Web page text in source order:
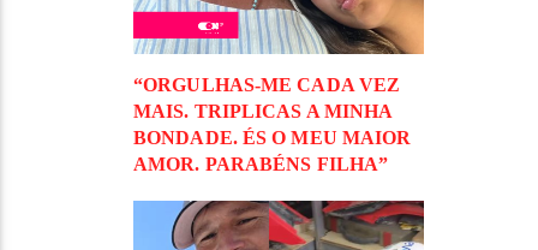
“ORGULHAS-ME CADA VEZ
MAIS. TRIPLICAS A MINHA
BONDADE. ÉS O MEU MAIOR
AMOR. PARABÉNS FILHA”